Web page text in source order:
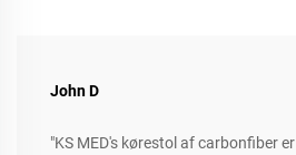
John D
"KS MED's kørestol af carbonfiber